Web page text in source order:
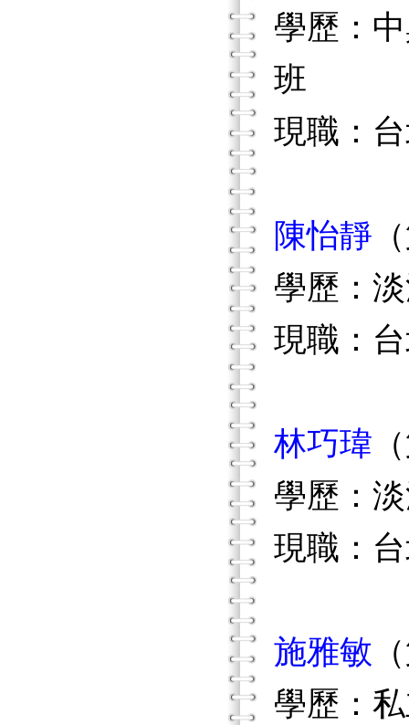
學歷：
班
現職：
陳怡靜
學歷：
現職：
林巧瑋
學歷：
現職：
施雅敏
學歷：